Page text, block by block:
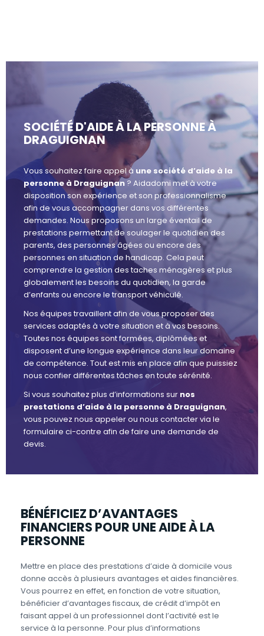
SOCIÉTÉ D'AIDE À LA PERSONNE À
DRAGUIGNAN
Vous souhaitez faire appel à une société d’aide à la
personne à Draguignan ? Aidadomi met à votre
disposition son expérience et son professionnalisme
afin de vous accompagner dans vos différentes
demandes. Nous proposons un large éventail de
prestations permettant de soulager le quotidien des
parents, des personnes âgées ou encore des
personnes en situation de handicap. Cela peut
comprendre la gestion des taches ménagères et plus
globalement les besoins du quotidien, la garde
d’enfants ou encore le transport véhiculé.
Nos équipes travaillent afin de vous proposer des
services adaptés à votre situation et à vos besoins.
Toutes nos équipes sont formées, diplômées et
disposent d’une longue expérience dans leur domaine
de compétence. Tout est mis en place afin que puissiez
nous confier différentes tâches en toute sérénité.
Si vous souhaitez plus d’informations sur nos
prestations d’aide à la personne à Draguignan,
vous pouvez nous appeler ou nous contacter via le
formulaire ci-contre afin de faire une demande de
devis.
BÉNÉFICIEZ D’AVANTAGES
FINANCIERS POUR UNE AIDE À LA
PERSONNE
Mettre en place des prestations d’aide à domicile vous
donne accès à plusieurs avantages et aides financières.
Vous pourrez en effet, en fonction de votre situation,
bénéficier d’avantages fiscaux, de crédit d’impôt en
faisant appel à un professionnel dont l’activité est le
service à la personne. Pour plus d’informations